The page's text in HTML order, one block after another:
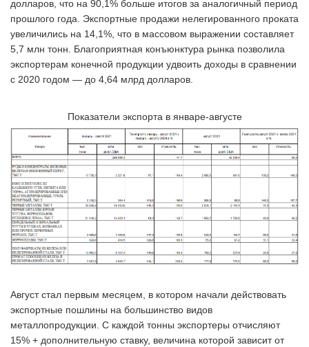
долларов, что на 90,1% больше итогов за аналогичный период
прошлого года. Экспортные продажи нелегированного проката
увеличились на 14,1%, что в массовом выражении составляет
5,7 млн тонн. Благоприятная конъюнктура рынка позволила
экспортерам конечной продукции удвоить доходы в сравнении
с 2020 годом — до 4,64 млрд долларов.
Показатели экспорта в январе-августе
Август стал первым месяцем, в котором начали действовать
экспортные пошлины на большинство видов
металлопродукции. С каждой тонны экспортеры отчисляют
15% + дополнительную ставку, величина которой зависит от